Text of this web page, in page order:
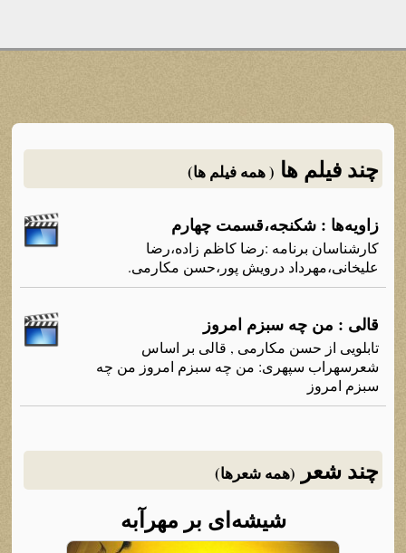
چند فیلم ها ( همه فیلم ها)
زاویه‌ها : شکنجه‌،قسمت چهارم
کارشناسان برنامه‌ :رضا کاظم زاده‌،رضا
علیخانی،مهرداد درویش پور،حسن مکارمی.
قالی : من چه سبزم امروز
تابلویی از حسن مکارمی , قالی بر اساس
شعرسهراب سپهری: من چه سبزم امروز من چه
سبزم امروز
چند شعر (همه شعرها)
شیشه‌ای بر مهرآبه